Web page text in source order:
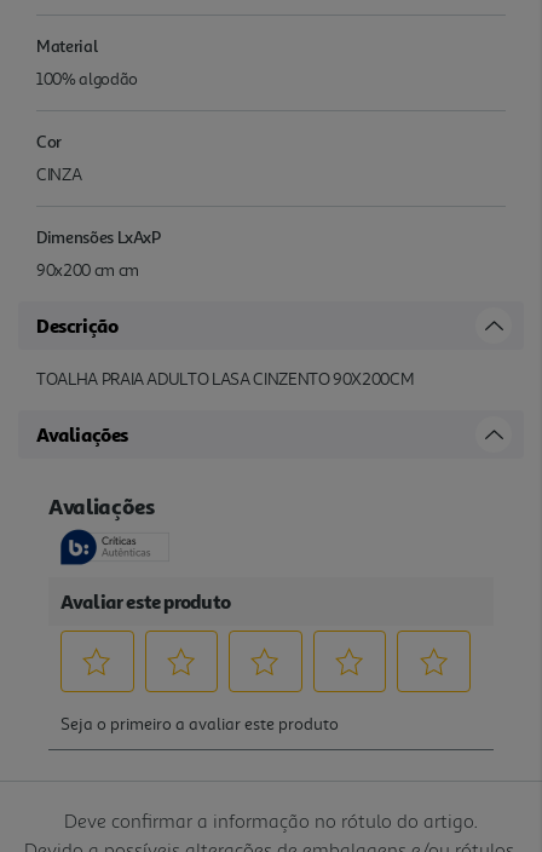
Material
100% algodão
Cor
CINZA
Dimensões LxAxP
90x200 cm cm
Descrição
TOALHA PRAIA ADULTO LASA CINZENTO 90X200CM
Avaliações
Deve confirmar a informação no rótulo do artigo.